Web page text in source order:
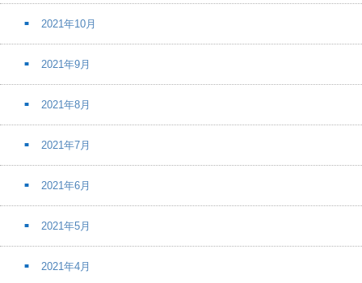
2021年10月
2021年9月
2021年8月
2021年7月
2021年6月
2021年5月
2021年4月